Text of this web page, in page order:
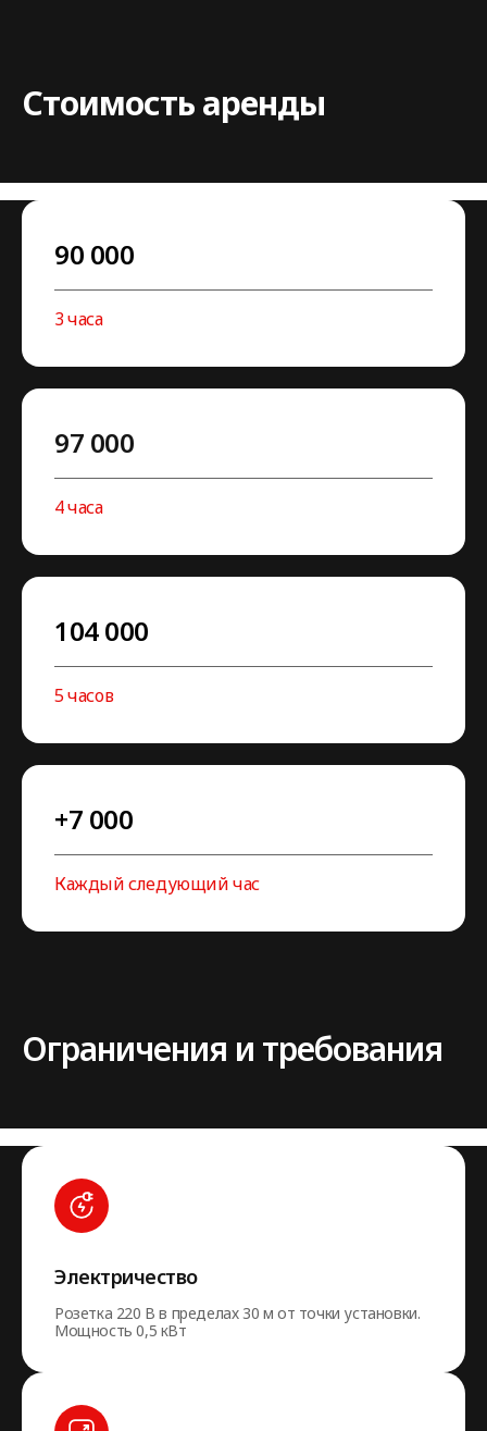
Стоимость аренды
90 000
3 часа
97 000
4 часа
104 000
5 часов
+7 000
Каждый следующий час
Ограничения и требования
Электричество
Розетка 220 В в пределах 30 м от точки установки.
Мощность 0,5 кВт